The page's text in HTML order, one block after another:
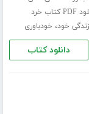
دانلود PDF کتاب خرد
خود، خودباوری
دانلود کتاب